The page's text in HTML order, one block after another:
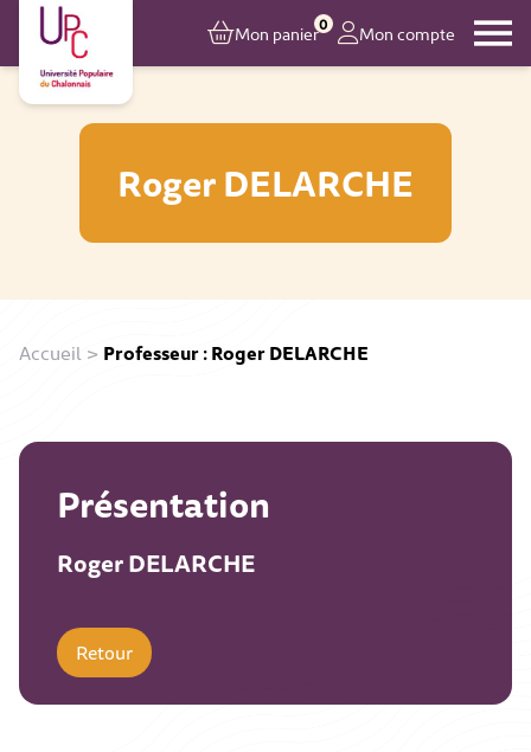
Mon panier0 Mon compte
Roger DELARCHE
Accueil > Professeur : Roger DELARCHE
Présentation
Roger DELARCHE
Retour